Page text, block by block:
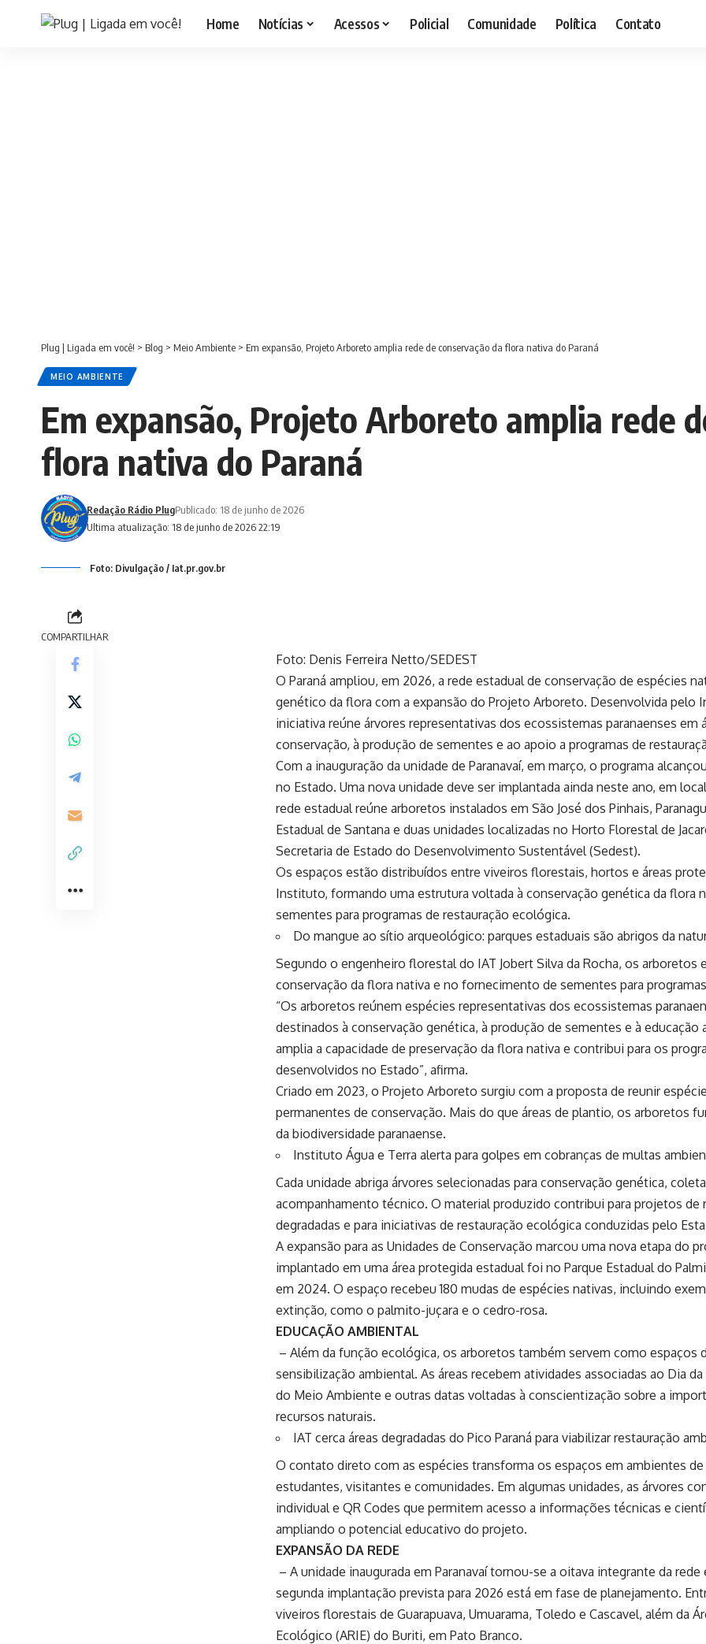
Home Notícias Acessos Policial Comunidade Política Contato
Plug | Ligada em você! > Blog > Meio Ambiente > Em expansão, Projeto Arboreto amplia rede de conservação da flora nativa do Paraná
MEIO AMBIENTE
Em expansão, Projeto Arboreto amplia rede
flora nativa do Paraná
Ultima atualização: 18 de junho de 2026 22:19
Redação Rádio PlugPublicado: 18 de junho de 2026
Foto: Divulgação / Iat.pr.gov.br
COMPARTILHAR
Foto: Denis Ferreira Netto/SEDEST
O Paraná ampliou, em 2026, a rede estadual de conservação de espécies
genético da flora com a expansão do Projeto Arboreto. Desenvolvida pelo
iniciativa reúne árvores representativas dos ecossistemas paranaenses em
conservação, à produção de sementes e ao apoio a programas de
Com a inauguração da unidade de Paranavaí, em março, o programa
no Estado. Uma nova unidade deve ser implantada ainda neste ano, em
rede estadual reúne arboretos instalados em São José dos Pinhais,
Estadual de Santana e duas unidades localizadas no Horto Florestal de
Secretaria de Estado do Desenvolvimento Sustentável (Sedest).
Os espaços estão distribuídos entre viveiros florestais, hortos e áreas
Instituto, formando uma estrutura voltada à conservação genética da flora
sementes para programas de restauração ecológica.
Do mangue ao sítio arqueológico: parques estaduais são abrigos da
Segundo o engenheiro florestal do IAT Jobert Silva da Rocha, os arboretos
conservação da flora nativa e no fornecimento de sementes para
“Os arboretos reúnem espécies representativas dos ecossistemas
destinados à conservação genética, à produção de sementes e à educação
amplia a capacidade de preservação da flora nativa e contribui para os
desenvolvidos no Estado”, afirma.
Criado em 2023, o Projeto Arboreto surgiu com a proposta de reunir
permanentes de conservação. Mais do que áreas de plantio, os arboretos
da biodiversidade paranaense.
Instituto Água e Terra alerta para golpes em cobranças de multas
Cada unidade abriga árvores selecionadas para conservação genética,
acompanhamento técnico. O material produzido contribui para projetos de
degradadas e para iniciativas de restauração ecológica conduzidas pelo
A expansão para as Unidades de Conservação marcou uma nova etapa do
implantado em uma área protegida estadual foi no Parque Estadual do
em 2024. O espaço recebeu 180 mudas de espécies nativas, incluindo
extinção, como o palmito-juçara e o cedro-rosa.
EDUCAÇÃO AMBIENTAL
– Além da função ecológica, os arboretos também servem como espaços
sensibilização ambiental. As áreas recebem atividades associadas ao Dia
do Meio Ambiente e outras datas voltadas à conscientização sobre a
recursos naturais.
IAT cerca áreas degradadas do Pico Paraná para viabilizar restauração
O contato direto com as espécies transforma os espaços em ambientes de
estudantes, visitantes e comunidades. Em algumas unidades, as árvores
individual e QR Codes que permitem acesso a informações técnicas e
ampliando o potencial educativo do projeto.
EXPANSÃO DA REDE
– A unidade inaugurada em Paranavaí tornou-se a oitava integrante da
segunda implantação prevista para 2026 está em fase de planejamento.
viveiros florestais de Guarapuava, Umuarama, Toledo e Cascavel, além da
Ecológico (ARIE) do Buriti, em Pato Branco.